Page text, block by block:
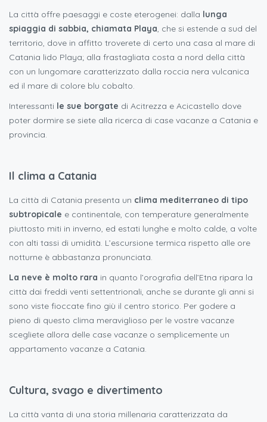
La città offre paesaggi e coste eterogenei: dalla lunga
spiaggia di sabbia, chiamata Playa, che si estende a sud del
territorio, dove in affitto troverete di certo una casa al mare di
Catania lido Playa; alla frastagliata costa a nord della città
con un lungomare caratterizzato dalla roccia nera vulcanica
ed il mare di colore blu cobalto.
Interessanti le sue borgate di Acitrezza e Acicastello dove
poter dormire se siete alla ricerca di case vacanze a Catania e
provincia.
Il clima a Catania
La città di Catania presenta un clima mediterraneo di tipo
subtropicale e continentale, con temperature generalmente
piuttosto miti in inverno, ed estati lunghe e molto calde, a volte
con alti tassi di umidità. L’escursione termica rispetto alle ore
notturne è abbastanza pronunciata.
La neve è molto rara in quanto l’orografia dell’Etna ripara la
città dai freddi venti settentrionali, anche se durante gli anni si
sono viste fioccate fino giù il centro storico. Per godere a
pieno di questo clima meraviglioso per le vostre vacanze
scegliete allora delle case vacanze o semplicemente un
appartamento vacanze a Catania.
Cultura, svago e divertimento
La città vanta di una storia millenaria caratterizzata da